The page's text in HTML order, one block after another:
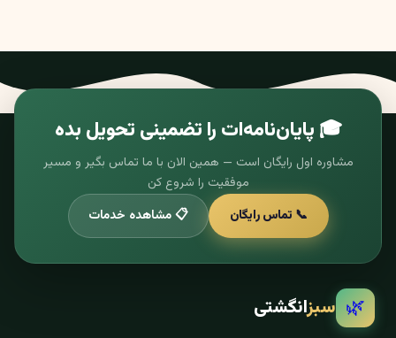
🎓 پایان‌نامه‌ات را تضمینی تحویل بده
مشاوره اول رایگان است — همین الان با ما تماس بگیر و مسیر
موفقیت را شروع کن
📞 تماس رایگان
📋 مشاهده خدمات
🌿 سبزانگشتی